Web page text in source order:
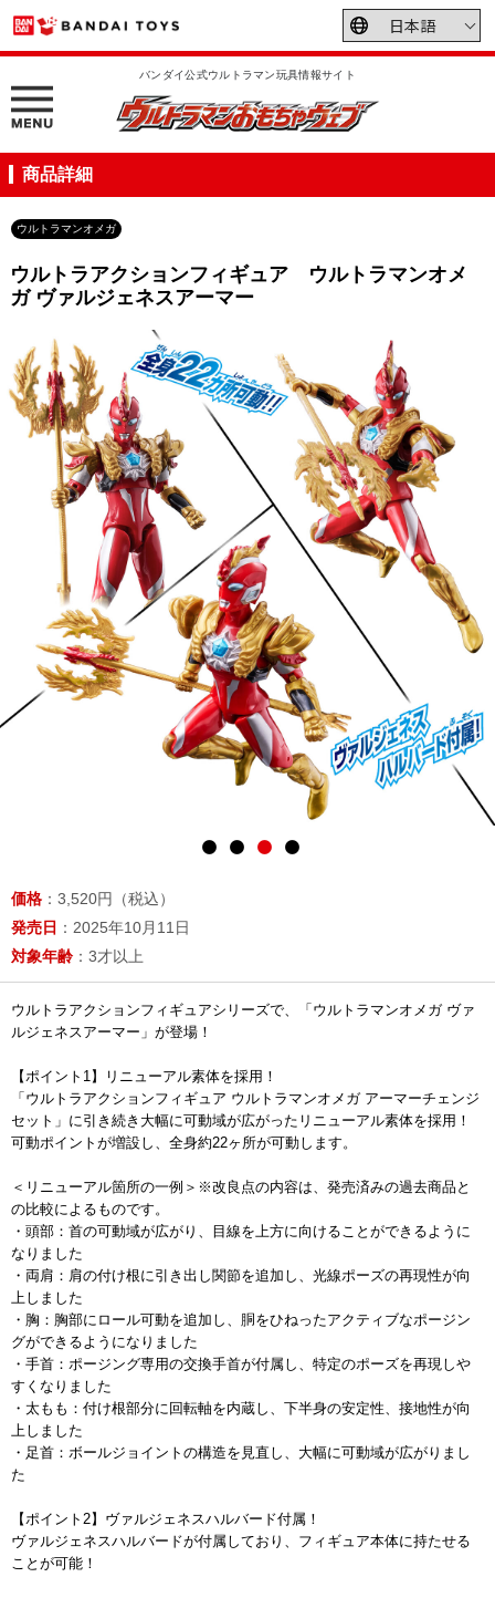
バンダイ公式ウルトラマン玩具情報サイト
商品詳細
ウルトラマンオメガ
ウルトラアクションフィギュア ウルトラマンオメ
ガ ヴァルジェネスアーマー
価格 ：3,520円（税込）
発売日 ：2025年10月11日
対象年齢 ：3才以上
ウルトラアクションフィギュアシリーズで、「ウルトラマンオメガ ヴァ
ルジェネスアーマー」が登場！
【ポイント1】リニューアル素体を採用！
「ウルトラアクションフィギュア ウルトラマンオメガ アーマーチェンジ
セット」に引き続き大幅に可動域が広がったリニューアル素体を採用！
可動ポイントが増設し、全身約22ヶ所が可動します。
＜リニューアル箇所の一例＞※改良点の内容は、発売済みの過去商品と
の比較によるものです。
・頭部：首の可動域が広がり、目線を上方に向けることができるように
なりました
・両肩：肩の付け根に引き出し関節を追加し、光線ポーズの再現性が向
上しました
・胸：胸部にロール可動を追加し、胴をひねったアクティブなポージン
グができるようになりました
・手首：ポージング専用の交換手首が付属し、特定のポーズを再現しや
すくなりました
・太もも：付け根部分に回転軸を内蔵し、下半身の安定性、接地性が向
上しました
・足首：ボールジョイントの構造を見直し、大幅に可動域が広がりまし
た
【ポイント2】ヴァルジェネスハルバード付属！
ヴァルジェネスハルバードが付属しており、フィギュア本体に持たせる
ことが可能！